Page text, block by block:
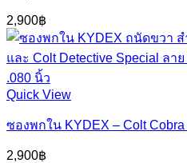
2,900฿
Quick View
ซองพกใน KYDEX – Colt Cobra
2,900฿